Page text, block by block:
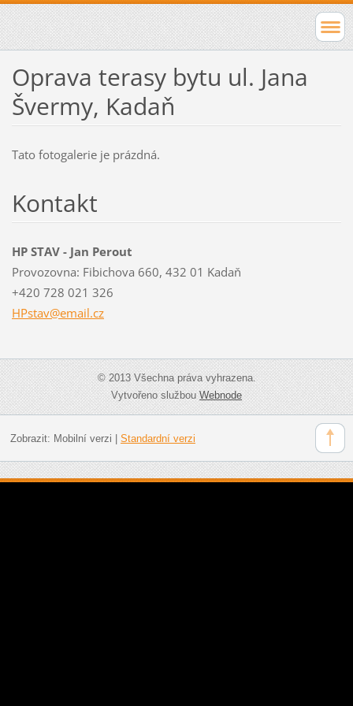
Oprava terasy bytu ul. Jana
Švermy, Kadaň
Tato fotogalerie je prázdná.
Kontakt
HP STAV - Jan Perout
Provozovna: Fibichova 660, 432 01 Kadaň
+420 728 021 326
HPstav@email.cz
© 2013 Všechna práva vyhrazena.
Vytvořeno službouWebnode
Zobrazit: Mobilní verzi Standardní verzi